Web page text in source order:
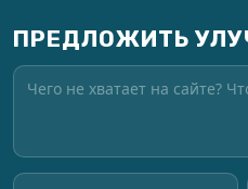
ПРЕДЛОЖИТЬ